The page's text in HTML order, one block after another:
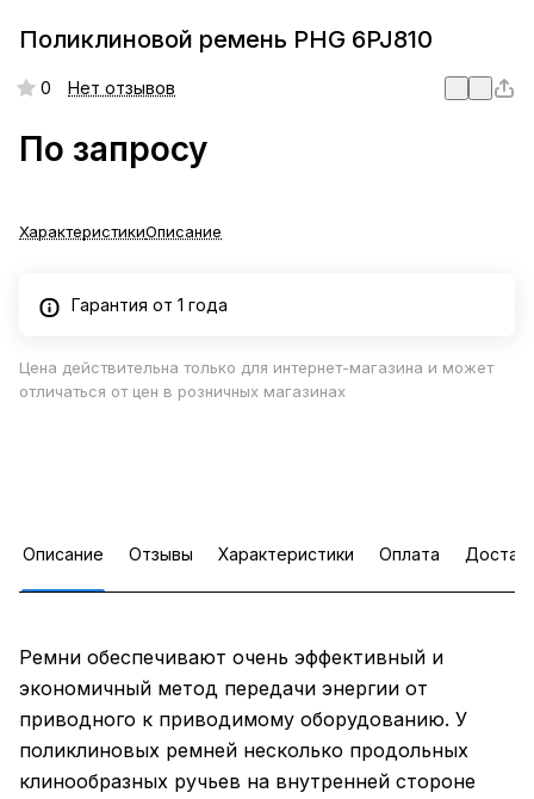
Поликлиновой ремень PHG 6PJ810
0 Нет отзывов
По запросу
ХарактеристикиОписание
Гарантия от 1 года
Цена действительна только для интернет-магазина и может
отличаться от цен в розничных магазинах
Описание Отзывы Характеристики Оплата
Ремни обеспечивают очень эффективный и
экономичный метод передачи энергии от
приводного к приводимому оборудованию. У
поликлиновых ремней несколько продольных
клинообразных ручьев на внутренней стороне